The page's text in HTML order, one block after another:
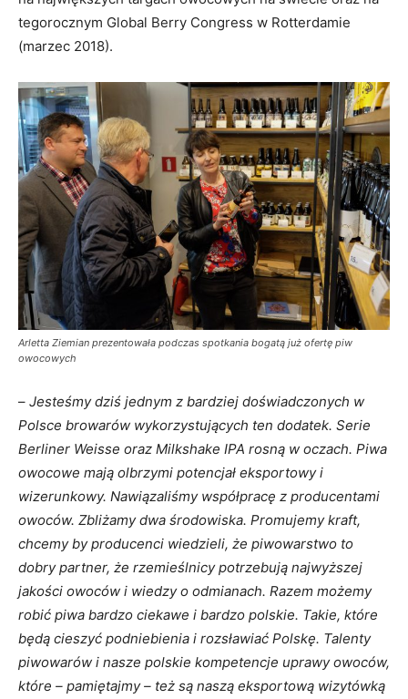
tegorocznym Global Berry Congress w Rotterdamie
(marzec 2018).
Arletta Ziemian prezentowała podczas spotkania bogatą już ofertę piw
owocowych
– Jesteśmy dziś jednym z bardziej doświadczonych w
Polsce browarów wykorzystujących ten dodatek. Serie
Berliner Weisse oraz Milkshake IPA rosną w oczach. Piwa
owocowe mają olbrzymi potencjał eksportowy i
wizerunkowy. Nawiązaliśmy współpracę z producentami
owoców. Zbliżamy dwa środowiska. Promujemy kraft,
chcemy by producenci wiedzieli, że piwowarstwo to
dobry partner, że rzemieślnicy potrzebują najwyższej
jakości owoców i wiedzy o odmianach. Razem możemy
robić piwa bardzo ciekawe i bardzo polskie. Takie, które
będą cieszyć podniebienia i rozsławiać Polskę. Talenty
piwowarów i nasze polskie kompetencje uprawy owoców,
które – pamiętajmy – też są naszą eksportową wizytówką